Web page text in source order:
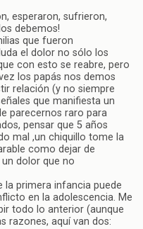
esperaron, sufrieron,
debemos!
que fueron
el dolor no sólo los
con esto se reabre, pero
los papás nos demos
relación (y no siempre
que manifiesta un
parecernos raro para
pensar que 5 años
mal ,un chiquillo tome la
como dejar de
dolor que no
la primera infancia puede
en la adolescencia. Me
todo lo anterior (aunque
razones, aquí van dos: